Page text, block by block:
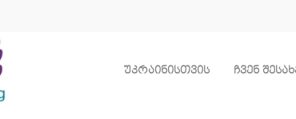
უკრაინისთვის ჩვენ